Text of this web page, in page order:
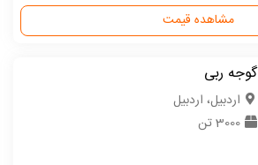
مشاهده قیمت
گوجه ربی
اردبیل، اردبیل
3000 تن